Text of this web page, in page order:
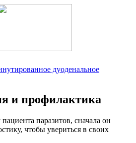
дуоденальное
и профилактика
паразитов, сначала он
чтобы увериться в своих